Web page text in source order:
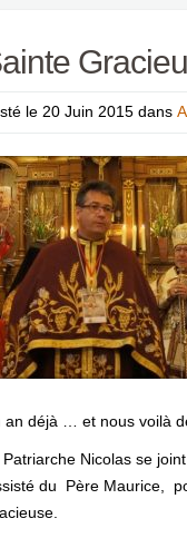
le 20 Juin 2015 dans
an déjà … et nous voilà
Patriarche Nicolas se
du Père Maurice,